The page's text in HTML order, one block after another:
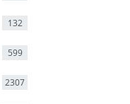
132
599
2307